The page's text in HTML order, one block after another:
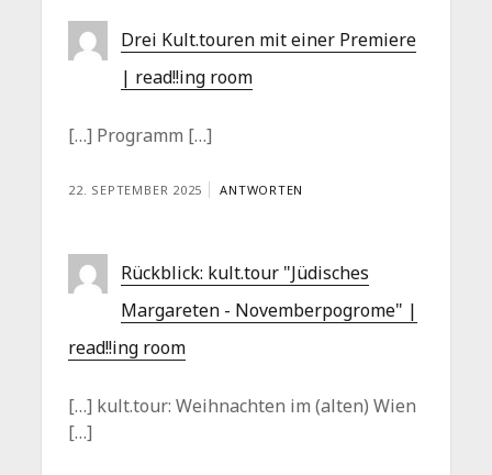
Drei Kult.touren mit einer Premiere
| read!!ing room
[…] Programm […]
22. SEPTEMBER 2025 ANTWORTEN
Rückblick: kult.tour "Jüdisches
Margareten - Novemberpogrome" |
read!!ing room
[…] kult.tour: Weihnachten im (alten) Wien
[…]